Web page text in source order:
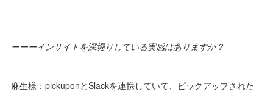
ーーーインサイトを深堀りしている実感はありますか？
麻生様：pickuponとSlackを連携していて、ピックアップされた